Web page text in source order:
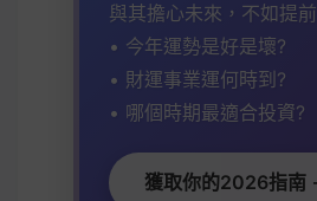
與其擔心未來，不如提前
• 今年運勢是好是壞?
• 財運事業運何時到?
• 哪個時期最適合投資?
獲取你的2026指南